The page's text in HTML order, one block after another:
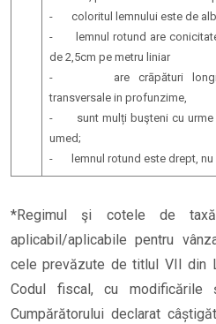
- coloritul lemnului este de
- lemnul rotund are
de 2,5cm pe metru liniar
- are crāpături
transversale in profunzime,
- sunt mulți buşteni cu urme
umed;
- lemnul rotund este drept, nu
*Regimul şi cotele de
aplicabil/aplicabile pentru
cele prevăzute de titlul VII din
Codul fiscal, cu modificările
Cumpărătorului declarat